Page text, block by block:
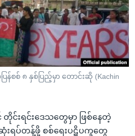
န်စစ် ၈ နှစ်ပြည့်မှာ တောင်းဆို (Kachin
င်းရင်းဒေသတွေမှာ ဖြစ်နေတဲ့
ရပ်တန့်ဖို့ စစ်ရေးပဋိပက္ခတွေ